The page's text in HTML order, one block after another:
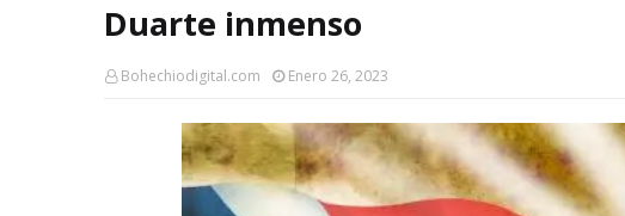
Duarte inmenso
Bohechiodigital.com Enero 26, 2023